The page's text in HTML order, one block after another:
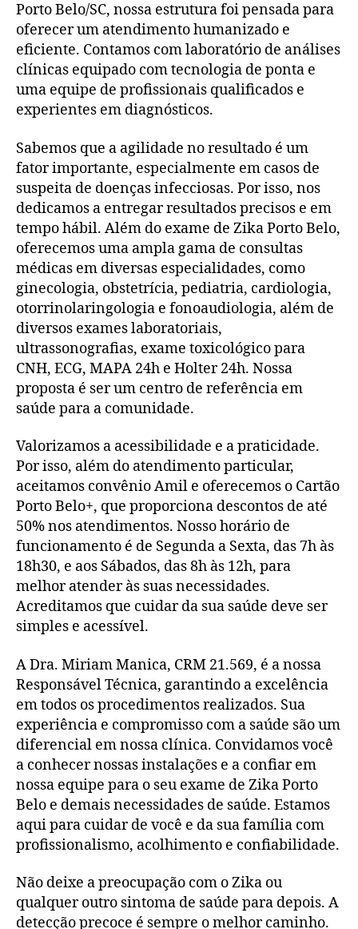
Porto Belo/SC, nossa estrutura foi pensada para
oferecer um atendimento humanizado e
eficiente. Contamos com laboratório de análises
clínicas equipado com tecnologia de ponta e
uma equipe de profissionais qualificados e
experientes em diagnósticos.
Sabemos que a agilidade no resultado é um
fator importante, especialmente em casos de
suspeita de doenças infecciosas. Por isso, nos
dedicamos a entregar resultados precisos e em
tempo hábil. Além do exame de Zika Porto Belo,
oferecemos uma ampla gama de consultas
médicas em diversas especialidades, como
ginecologia, obstetrícia, pediatria, cardiologia,
otorrinolaringologia e fonoaudiologia, além de
diversos exames laboratoriais,
ultrassonografias, exame toxicológico para
CNH, ECG, MAPA 24h e Holter 24h. Nossa
proposta é ser um centro de referência em
saúde para a comunidade.
Valorizamos a acessibilidade e a praticidade.
Por isso, além do atendimento particular,
aceitamos convênio Amil e oferecemos o Cartão
Porto Belo+, que proporciona descontos de até
50% nos atendimentos. Nosso horário de
funcionamento é de Segunda a Sexta, das 7h às
18h30, e aos Sábados, das 8h às 12h, para
melhor atender às suas necessidades.
Acreditamos que cuidar da sua saúde deve ser
simples e acessível.
A Dra. Miriam Manica, CRM 21.569, é a nossa
Responsável Técnica, garantindo a excelência
em todos os procedimentos realizados. Sua
experiência e compromisso com a saúde são um
diferencial em nossa clínica. Convidamos você
a conhecer nossas instalações e a confiar em
nossa equipe para o seu exame de Zika Porto
Belo e demais necessidades de saúde. Estamos
aqui para cuidar de você e da sua família com
profissionalismo, acolhimento e confiabilidade.
Não deixe a preocupação com o Zika ou
qualquer outro sintoma de saúde para depois. A
detecção precoce é sempre o melhor caminho.